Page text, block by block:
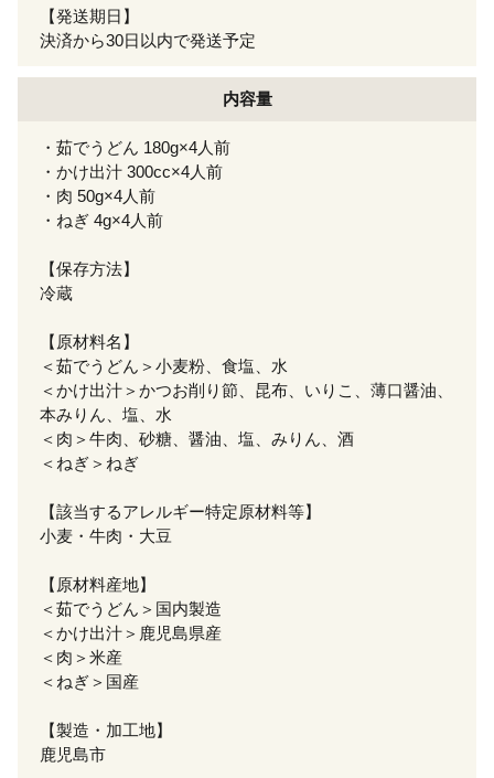
【発送期日】
決済から30日以内で発送予定
内容量
・茹でうどん 180g×4人前
・かけ出汁 300cc×4人前
・肉 50g×4人前
・ねぎ 4g×4人前
【保存方法】
冷蔵
【原材料名】
＜茹でうどん＞小麦粉、食塩、水
＜かけ出汁＞かつお削り節、昆布、いりこ、薄口醤油、
本みりん、塩、水
＜肉＞牛肉、砂糖、醤油、塩、みりん、酒
＜ねぎ＞ねぎ
【該当するアレルギー特定原材料等】
小麦・牛肉・大豆
【原材料産地】
＜茹でうどん＞国内製造
＜かけ出汁＞鹿児島県産
＜肉＞米産
＜ねぎ＞国産
【製造・加工地】
鹿児島市